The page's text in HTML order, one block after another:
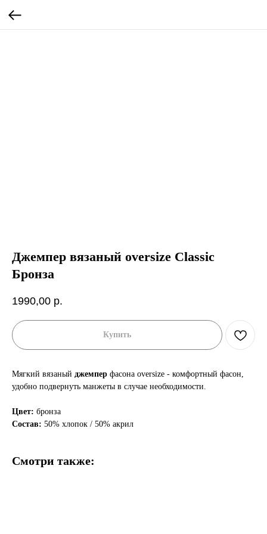
Джемпер вязаный oversize Classic
Бронза
1990,00 р.
Купить
Мягкий вязаный джемпер фасона oversize - комфортный фасон,
удобно подвернуть манжеты в случае необходимости.
Цвет: бронза
Состав: 50% хлопок / 50% акрил
Смотри также: